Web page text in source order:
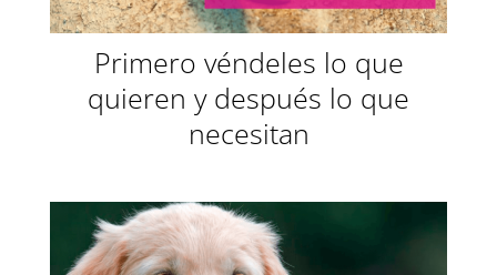
Primero véndeles lo que
quieren y después lo que
necesitan